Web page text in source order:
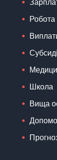
Робота
Школа
Вища